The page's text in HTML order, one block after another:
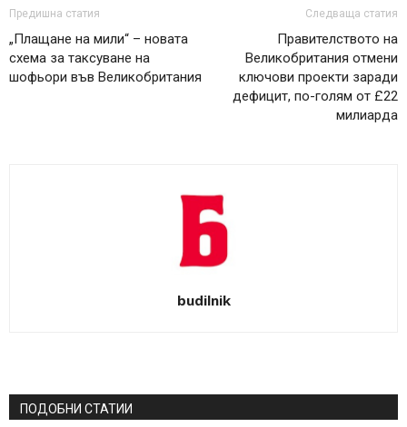
Предишна статия
„Плащане на мили“ – новата
схема за таксуване на
шофьори във Великобритания
Следваща статия
Правителството на
Великобритания отмени
ключови проекти заради
дефицит, по-голям от £22
милиарда
budilnik
ПОДОБНИ СТАТИИ